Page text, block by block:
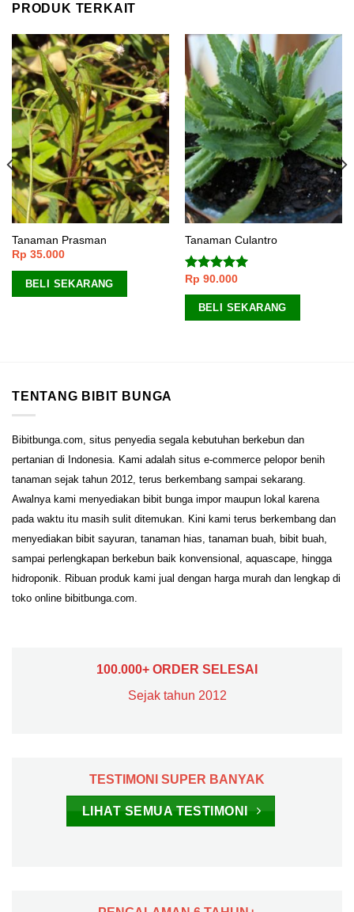
PRODUK TERKAIT
Tanaman Prasman
Rp 35.000
BELI SEKARANG
Tanaman Culantro
Dinilai5.00
dari 5
Rp 90.000
BELI SEKARANG
TENTANG BIBIT BUNGA
Bibitbunga.com, situs penyedia segala kebutuhan berkebun dan
pertanian di Indonesia. Kami adalah situs e-commerce pelopor benih
tanaman sejak tahun 2012, terus berkembang sampai sekarang.
Awalnya kami menyediakan bibit bunga impor maupun lokal karena
pada waktu itu masih sulit ditemukan. Kini kami terus berkembang dan
menyediakan bibit sayuran, tanaman hias, tanaman buah, bibit buah,
sampai perlengkapan berkebun baik konvensional, aquascape, hingga
hidroponik. Ribuan produk kami jual dengan harga murah dan lengkap di
toko online bibitbunga.com.
100.000+ ORDER SELESAI
Sejak tahun 2012
TESTIMONI SUPER BANYAK
LIHAT SEMUA TESTIMONI